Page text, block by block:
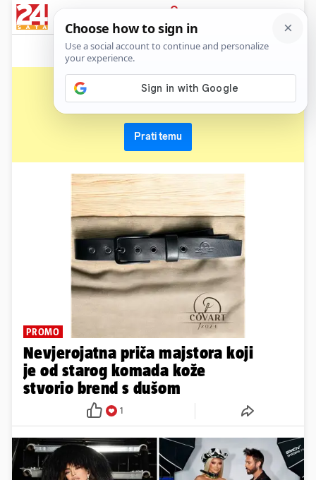
PRIJAVA
News
remen
Prati temu
PROMO
Nevjerojatna priča majstora koji
je od starog komada kože
stvorio brend s dušom
1